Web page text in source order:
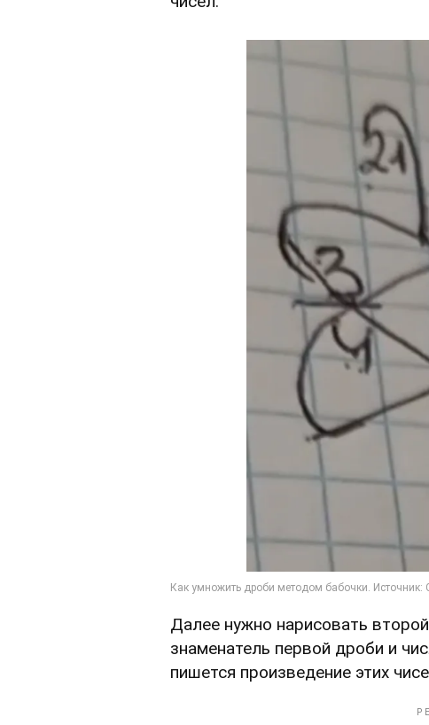
Далее нужно нарисовать
знаменатель первой дроби и
пишется произведение этих